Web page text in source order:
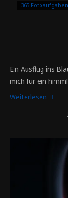
365 Fotoaufgaben
Ein Ausflug ins
mich für ein
Weiterlesen